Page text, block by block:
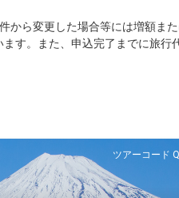
から変更した場合等には増額ま
す。また、申込完了までに旅行
ツアーコード